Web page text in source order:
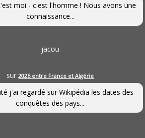
moi - c'est l'homme ! Nous avons une
connaissance...
jacou
sur2026 entre France et Algérie
j'ai regardé sur Wikipédia les dates des
conquêtes des pays...